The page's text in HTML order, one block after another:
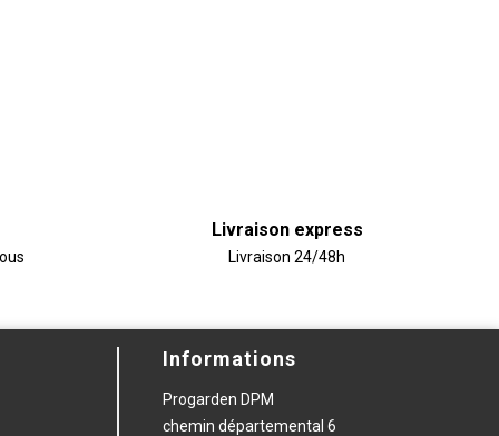
Livraison express
Livraison 24/48h
Informations
Progarden DPM
chemin départemental 6